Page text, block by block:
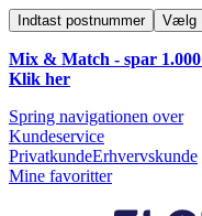
Indtast postnummer Vælg
Mix & Match - spar
Klik her
Spring navigationen over
Kundeservice
PrivatkundeErhvervskunde
Mine favoritter